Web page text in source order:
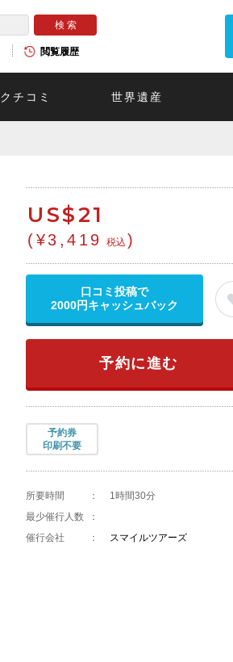
閲覧履歴
クチコミ 世界遺産
US$21
(¥3,419 税込 )
口コミ投稿で
2000円キャッシュバック
予約に進む
予約券
印刷不要
所要時間 ：
1時間30分
最少催行人数
：
催行会社
： スマイルツアーズ